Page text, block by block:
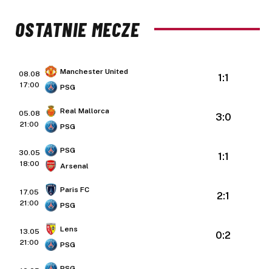
OSTATNIE MECZE
08.08
17:00
Manchester United
PSG
1:1
05.08
21:00
Real Mallorca
PSG
3:0
30.05
18:00
PSG
Arsenal
1:1
17.05
21:00
Paris FC
PSG
2:1
13.05
21:00
Lens
PSG
0:2